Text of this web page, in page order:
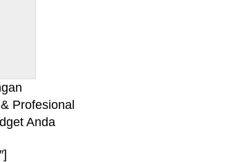
Profesional
Anda